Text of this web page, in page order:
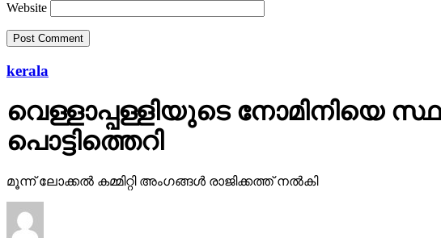
Website
kerala
വെള്ളാപ്പള്ളിയുടെ നോമിനിയെ
പൊട്ടിത്തെറി
മൂന്ന് ലോക്കല്‍ കമ്മിറ്റി അംഗങ്ങള്‍ രാജിക്കത്ത് നല്‍കി